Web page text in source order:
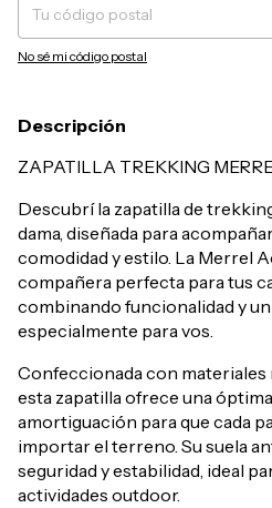
No sé mi código postal
Descripción
ZAPATILLA TREKKING
Descubrí la zapatilla de
dama, diseñada para
comodidad y estilo. La Merrel
compañera perfecta para tus
combinando funcionalidad y
especialmente para vos.
Confeccionada con materiales
esta zapatilla ofrece una
amortiguación para que cada
importar el terreno. Su suela
seguridad y estabilidad, ideal
actividades outdoor.